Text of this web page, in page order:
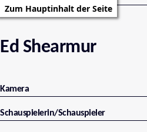
Zum Hauptinhalt der Seite
Ed Shearmur
Kamera
Schauspielerin/Schauspieler